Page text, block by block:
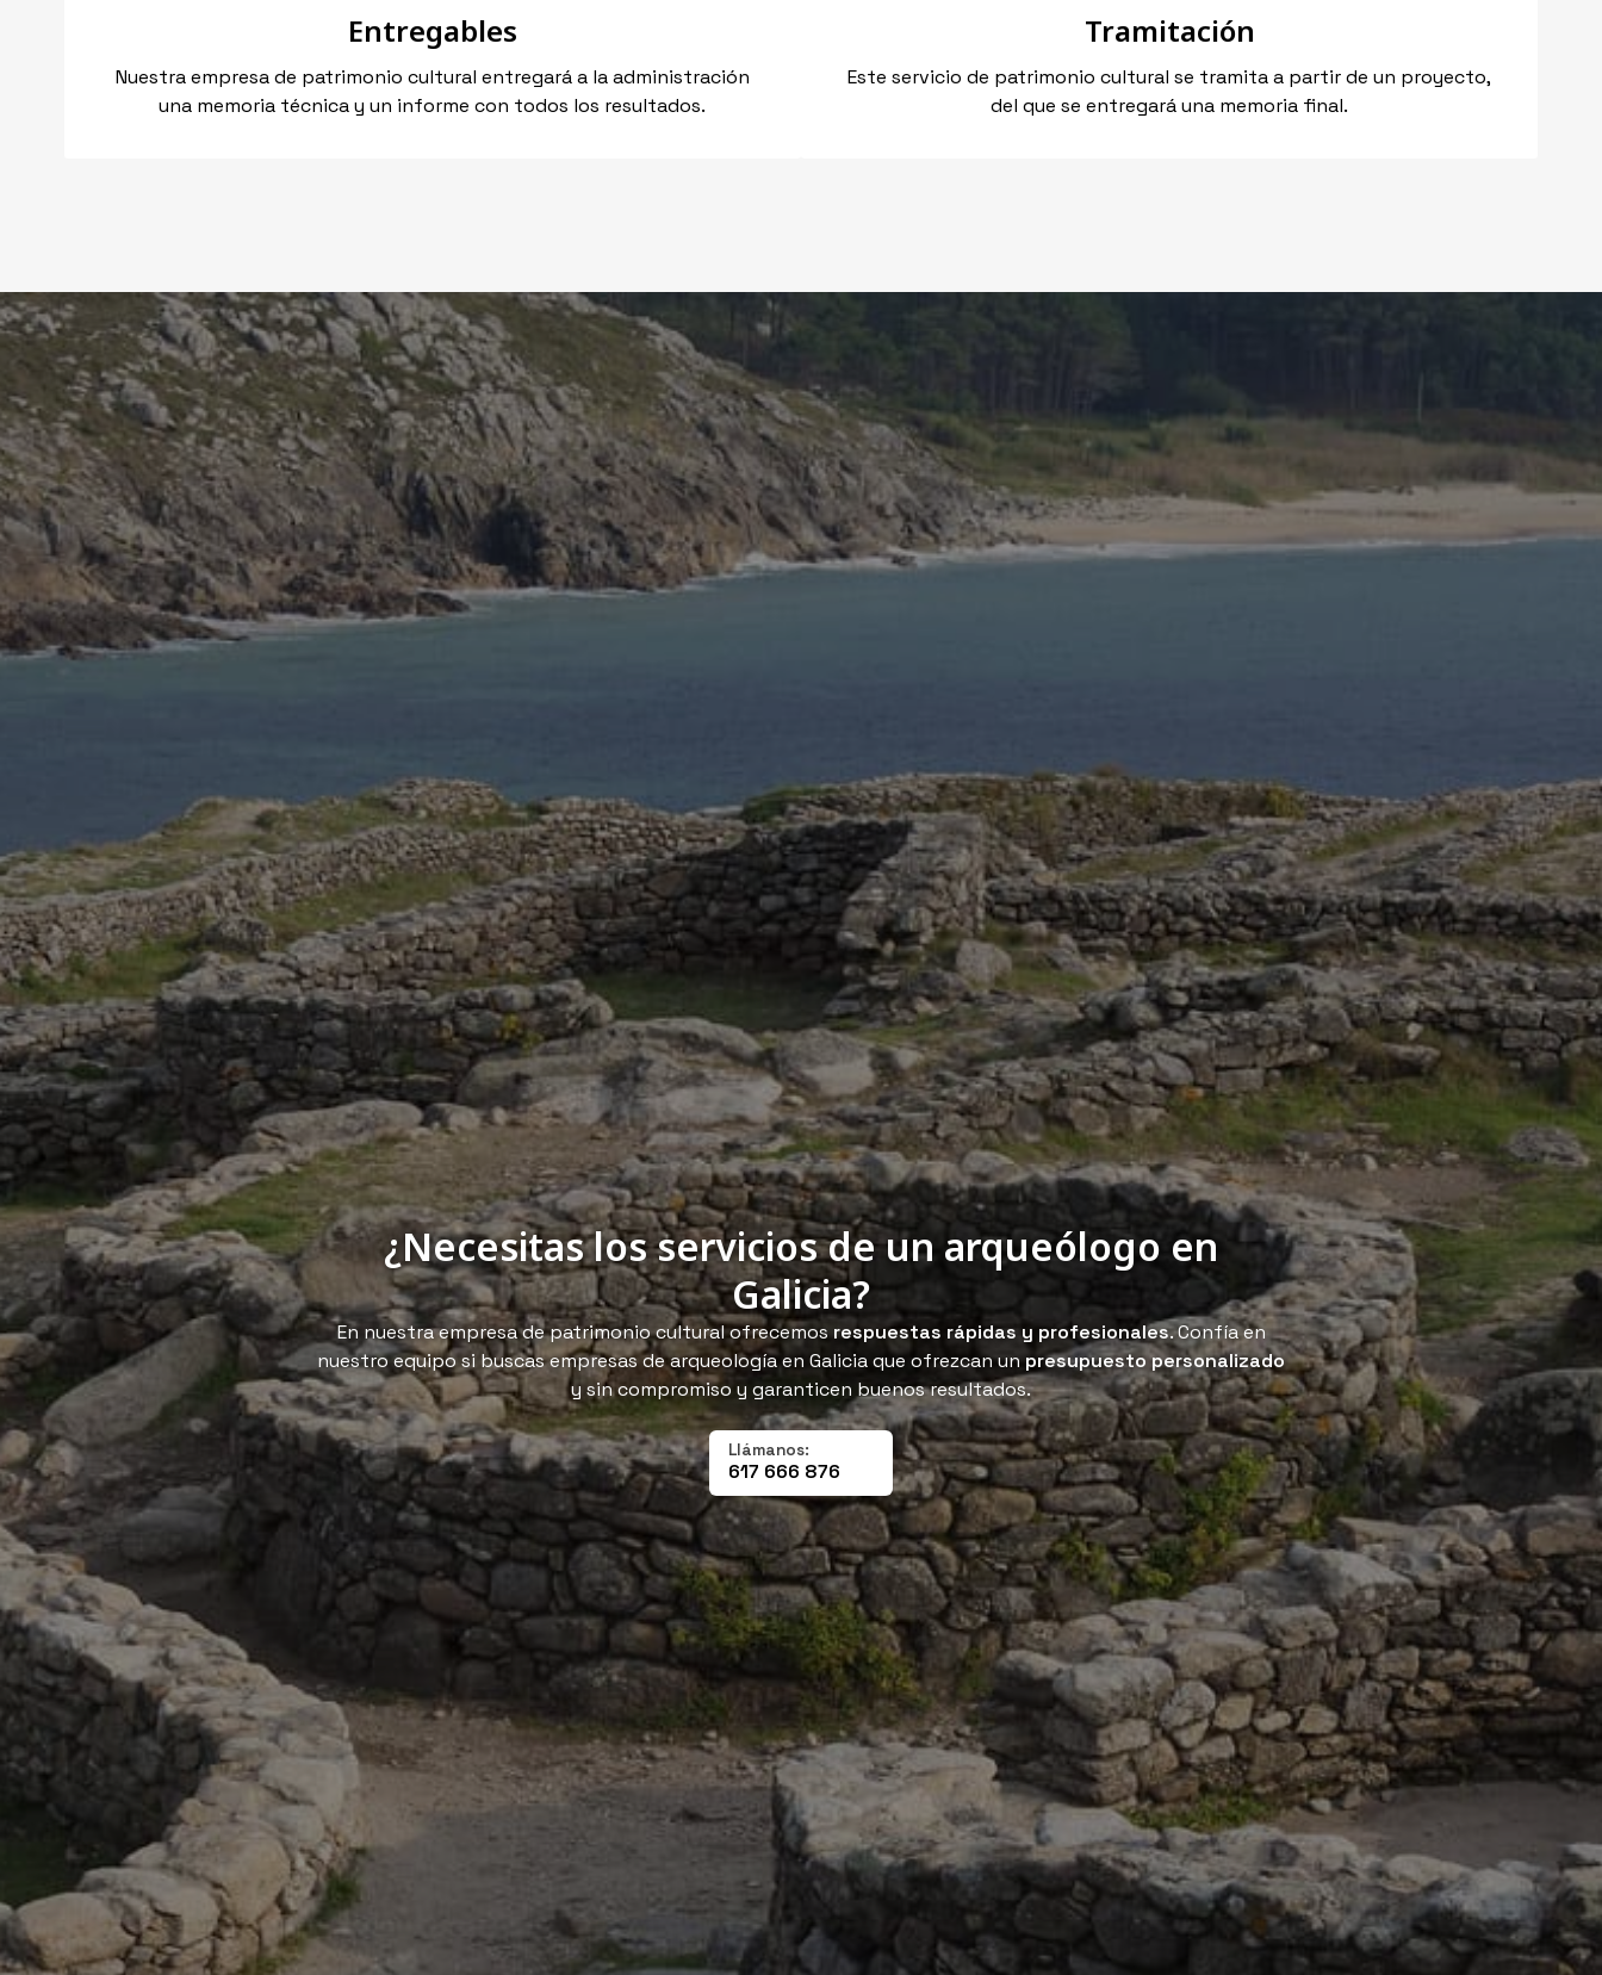
Entregables
Nuestra empresa de patrimonio cultural entregará a la administración
una memoria técnica y un informe con todos los resultados.
Tramitación
Este servicio de patrimonio cultural se tramita a partir de un proyecto,
del que se entregará una memoria final.
¿Necesitas los servicios de un arqueólogo en
Galicia?
En nuestra empresa de patrimonio cultural ofrecemosrespuestas rápidas y profesionales. Confía en
nuestro equipo si buscas empresas de arqueología en Galicia que ofrezcan unpresupuesto personalizado
y sin compromiso y garanticen buenos resultados.
Llámanos:
617 666 876